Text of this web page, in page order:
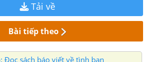
Tải về
Bài tiếp theo
Đọc sách báo viết về tình bạn